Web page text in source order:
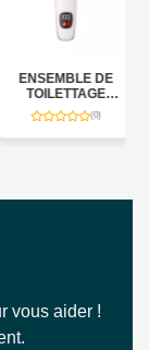
ENSEMBLE DE
TOILETTAGE
PERSONNEL
(0)
vous aider !